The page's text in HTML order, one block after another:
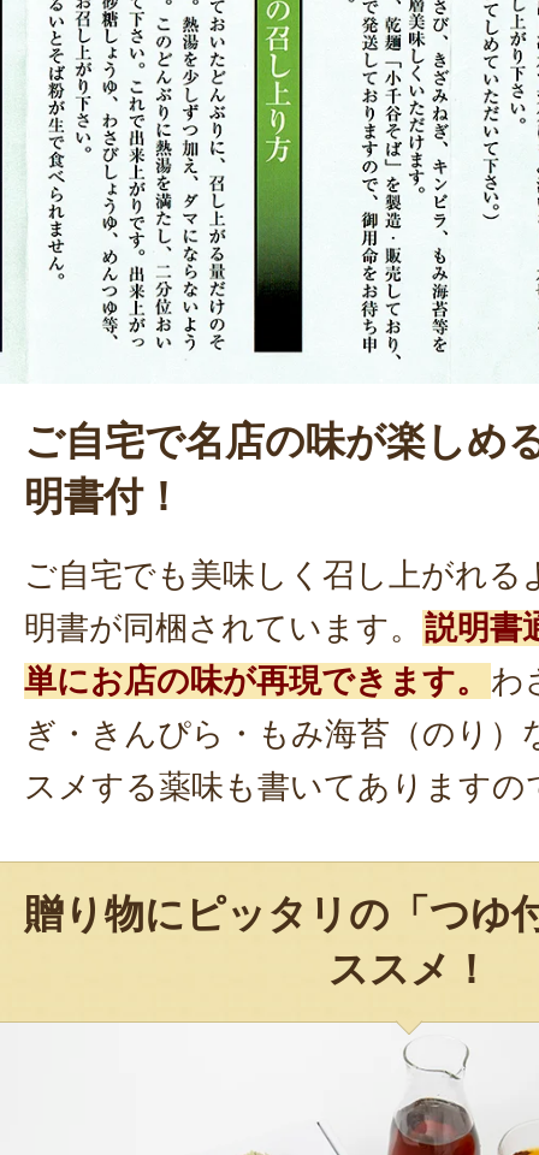
ご自宅で名店の味が楽しめ
明書付！
ご自宅でも美味しく召し上がれる
明書が同梱されています。 説明書
単にお店の味が再現できます。 わ
ぎ・きんぴら・もみ海苔（のり）
スメする薬味も書いてありますの
贈り物にピッタリの「つゆ
ススメ！